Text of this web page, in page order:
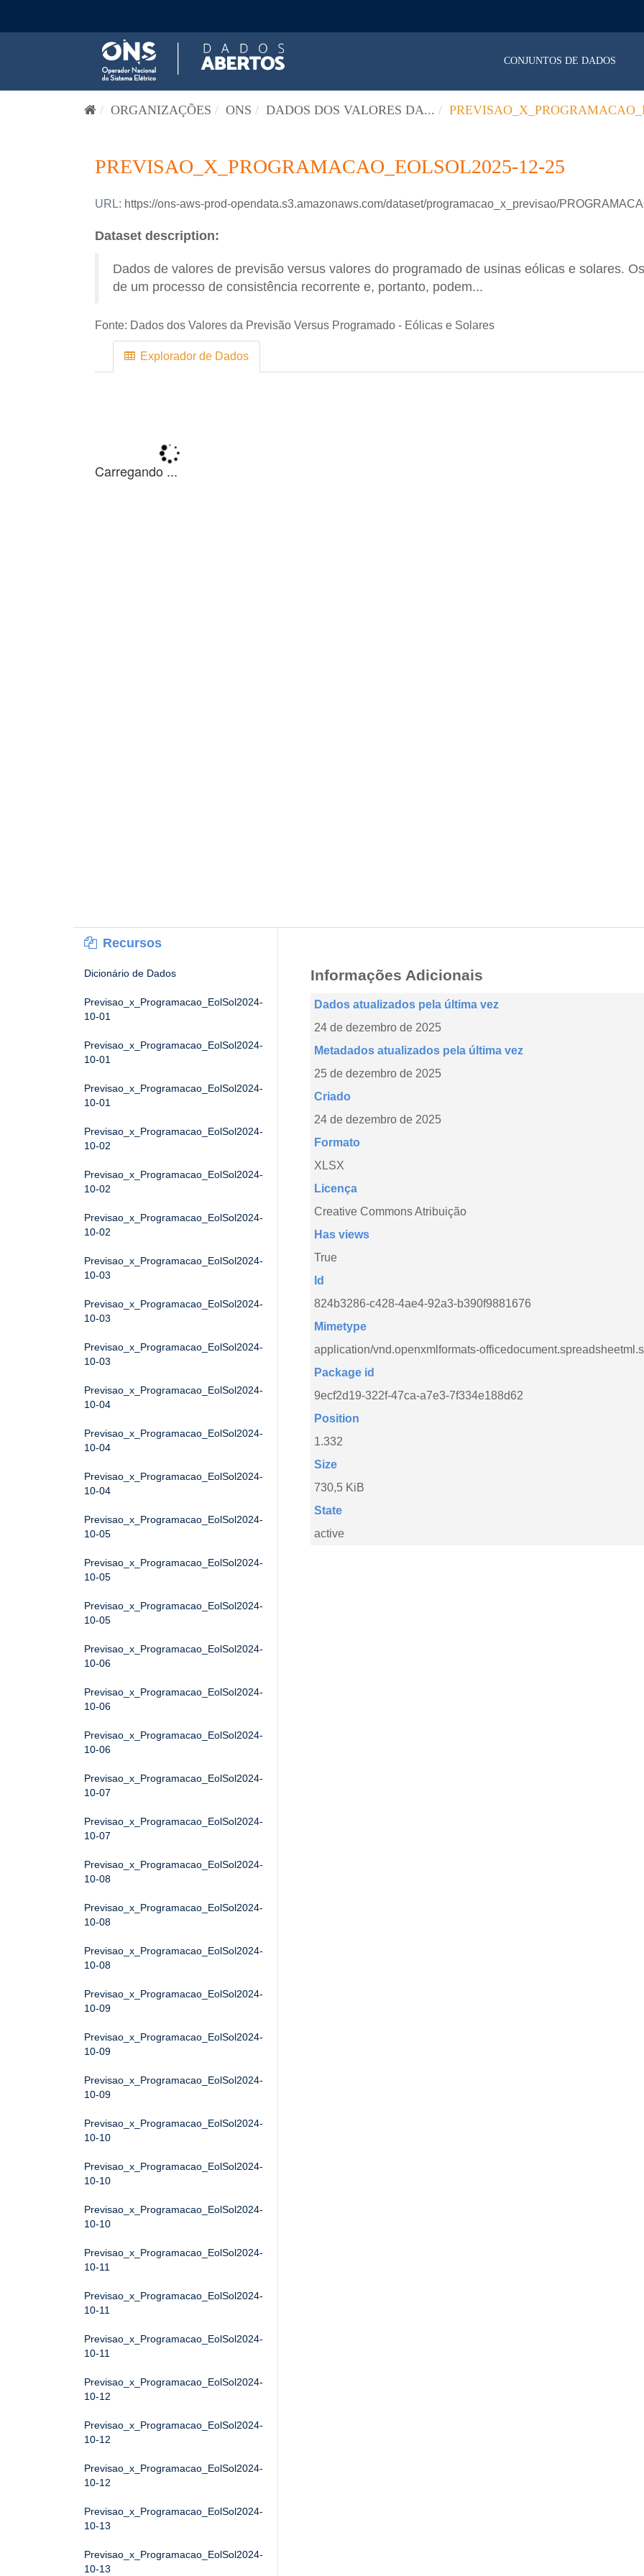
CONJUNTOS DE DADOS
ORGANIZAÇÕES ONS DADOS DOS VALORES DA...
PREVISAO_X_PROGRAMACAO_EOLSOL2025-12-25
URL: https://ons-aws-prod-opendata.s3.amazonaws.com/dataset/programacao_x_previsao/
Dataset description:
Dados de valores de previsão versus valores do programado de usinas eólicas e solares.
de um processo de consistência recorrente e, portanto, podem...
Fonte: Dados dos Valores da Previsão Versus Programado - Eólicas e Solares
Explorador de Dados
Recursos
Dicionário de Dados
Previsao_x_Programacao_EolSol2024-
10-01
Previsao_x_Programacao_EolSol2024-
10-01
Previsao_x_Programacao_EolSol2024-
10-01
Previsao_x_Programacao_EolSol2024-
10-02
Previsao_x_Programacao_EolSol2024-
10-02
Previsao_x_Programacao_EolSol2024-
10-02
Previsao_x_Programacao_EolSol2024-
10-03
Previsao_x_Programacao_EolSol2024-
10-03
Previsao_x_Programacao_EolSol2024-
10-03
Previsao_x_Programacao_EolSol2024-
10-04
Previsao_x_Programacao_EolSol2024-
10-04
Previsao_x_Programacao_EolSol2024-
10-04
Previsao_x_Programacao_EolSol2024-
10-05
Previsao_x_Programacao_EolSol2024-
10-05
Previsao_x_Programacao_EolSol2024-
10-05
Previsao_x_Programacao_EolSol2024-
10-06
Previsao_x_Programacao_EolSol2024-
10-06
Previsao_x_Programacao_EolSol2024-
10-06
Previsao_x_Programacao_EolSol2024-
10-07
Previsao_x_Programacao_EolSol2024-
10-07
Previsao_x_Programacao_EolSol2024-
10-08
Previsao_x_Programacao_EolSol2024-
10-08
Previsao_x_Programacao_EolSol2024-
10-08
Previsao_x_Programacao_EolSol2024-
10-09
Previsao_x_Programacao_EolSol2024-
10-09
Previsao_x_Programacao_EolSol2024-
10-09
Previsao_x_Programacao_EolSol2024-
10-10
Previsao_x_Programacao_EolSol2024-
10-10
Previsao_x_Programacao_EolSol2024-
10-10
Previsao_x_Programacao_EolSol2024-
10-11
Previsao_x_Programacao_EolSol2024-
10-11
Previsao_x_Programacao_EolSol2024-
10-11
Previsao_x_Programacao_EolSol2024-
10-12
Previsao_x_Programacao_EolSol2024-
10-12
Previsao_x_Programacao_EolSol2024-
10-12
Previsao_x_Programacao_EolSol2024-
10-13
Previsao_x_Programacao_EolSol2024-
10-13
Informações Adicionais
Dados atualizados pela última vez
24 de dezembro de 2025
Metadados atualizados pela última vez
25 de dezembro de 2025
Criado
24 de dezembro de 2025
Formato
XLSX
Licença
Creative Commons Atribuição
Has views
True
Id
824b3286-c428-4ae4-92a3-b390f9881676
Mimetype
application/vnd.openxmlformats-
Package id
9ecf2d19-322f-47ca-a7e3-7f334e188d62
Position
1.332
Size
730,5 KiB
State
active